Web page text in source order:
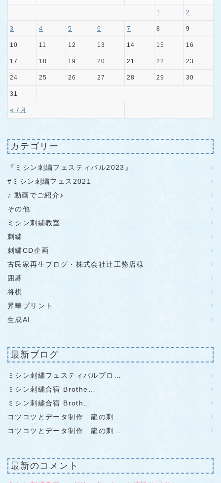
« 7月
1 2
3 4 5 6 7 8 9
10 11 12 13 14 15 16
17 18 19 20 21 22 23
24 25 26 27 28 29 30
31
カテゴリー
『ミシン刺繍フェスティバル2023』
#ミシン刺繍フェス2021
♪ 動画でご紹介♪
その他
ミシン刺繍教室
刺繍
刺繍CD企画
古民家再生ブログ・株式会社辻工務店様
囲碁
将棋
昇華プリント
生成AI
最新ブログ
ミシン刺繡フェスティバルブロ…
ミシン刺繡合宿 Brothe…
ミシン刺繡合宿 Broth…
コツコツとデータ制作 龍の刺…
コツコツとデータ制作 龍の刺…
最新のコメント